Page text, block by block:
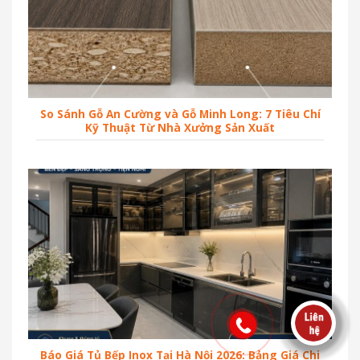
So Sánh Gỗ An Cường và Gỗ Minh Long: 7 Tiêu Chí
Kỹ Thuật Từ Nhà Xưởng Sản Xuất
Báo Giá Tủ Bếp Inox Tại Hà Nội 2026: Bảng Giá Chi